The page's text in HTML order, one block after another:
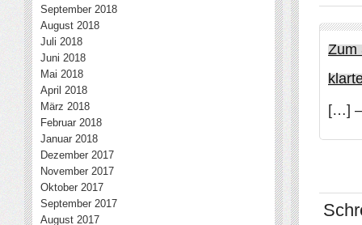
Zum
[…] –
September 2018
August 2018
Juli 2018
Juni 2018
Mai 2018
April 2018
März 2018
Februar 2018
Januar 2018
Dezember 2017
November 2017
Oktober 2017
September 2017
August 2017